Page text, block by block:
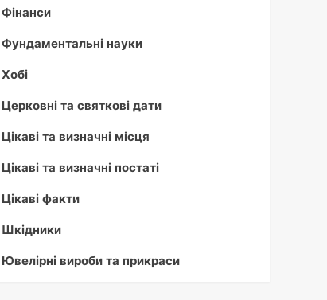
Фінанси
Фундаментальні науки
Хобі
Церковні та святкові дати
Цікаві та визначні місця
Цікаві та визначні постаті
Цікаві факти
Шкідники
Ювелірні вироби та прикраси